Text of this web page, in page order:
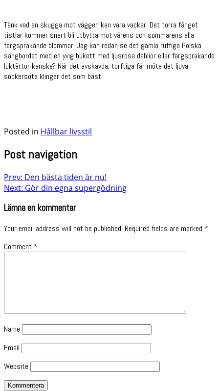
Tänk vad en skugga mot väggen kan vara vacker. Det torra fånget
tistlar kommer snart bli utbytta mot vårens och sommarens alla
färgsprakande blommor. Jag kan redan se det gamla ruffiga Polska
sängbordet med en yvig bukett med ljusrosa dahlior eller färgsprakande
luktärtor kanske? När det avskavda, torftiga får möta det ljuva
sockersöta klingar det som bäst.
Posted in Hållbar livsstil
Post navigation
Prev: Den bästa tiden är nu!
Next: Gör din egna supergödning
Lämna en kommentar
Your email address will not be published. Required fields are marked *
Comment *
Name
Email
Website